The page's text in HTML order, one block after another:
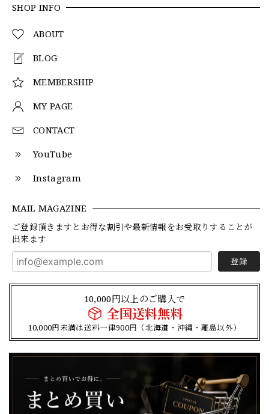
SHOP INFO
ABOUT
BLOG
MEMBERSHIP
MY PAGE
CONTACT
YouTube
Instagram
MAIL MAGAZINE
ご登録頂きますとお得な割引や最新情報をお受取りすることが
出来ます
登録
10,000円以上のご購入で
全国送料無料
10,000円未満は送料一律900円（北海道・沖縄・離島以外）